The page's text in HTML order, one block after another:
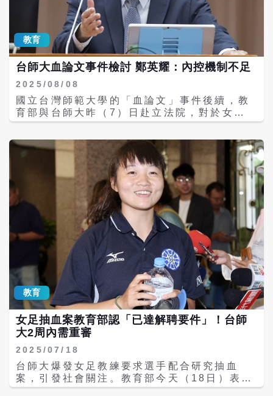
大舉辦的記者會上認錯，並數次鞠躬道歉，後
續因他被認定違反《人體研究法》，台師大教
評會決議，懲處他停聘3年。 不過近日有台師
大校內教師向媒體爆料表示，理應還在停聘期
間的陳忠慶，從本學期開始，竟然又回歸任
教。媒體查證台師大的課程查詢系統，發現陳
忠慶上一個學期沒有開課，本學期則開了3門
「體育（足球初級）」，前者是體育系三年級
的選修課，後者則是開放全校大學部學生修課
教課。 報導指出，陳忠慶可回歸任教的關鍵，
是因教育部至今沒有核定陳忠慶的懲處，且台
師大並未如上學期，將陳忠慶暫停排課所致。
對此教育部今日回應表示，教育部已就陳師違
反《人體研究法》予以裁罰，因此其違反學術
倫理，殆無疑義。台師大亦經三級教評會決議
停聘陳師3年。雖為完備正當法律停聘程序，
教育部去年11月已函請台師大於2個月內補正
資料，但學校迄今未完成。教育部說，在此之
前，台師大仍不應再行就陳師排課。教育部已
要求學校暫停安排陳師授課，並限期補正報
部。
教育
台師大血論文事件檢討 鄭英耀：內控機制不足
2025/08/08
國立台灣師範大學的「血論文」事件後續，教
育部與台師大昨（7）日赴立法院，對於女足
抽血案做專題報告。教育部表示，從民國109
審查委員會進行抽查。有立委質疑，為何台師
大倫審會仍通過爭議研究案？教育部長鄭英耀
坦言，過去確實較少建立內控機制。 國科會書
面報告指出，111至114年間補助體育領域計
畫614件，其中，293件計畫涉及人體實驗或
人體研究，又其中有97件實驗研究設計涉及血
液樣本，台師大受補助計畫則為23件。 國民
黨立委柯志恩質疑，為何台師大倫審會仍通過
爭議研究案？學校都說計畫有送人體研究倫理
審查委員會（IRB）、研究倫理審查委員會
（REC）審查，都說計畫符合規定，但送審後
實際執行卻和檢具的計畫內容有落差，要教育
部拿出辦法。 高教司長廖高賢回應，每年不定
期抽13校研究倫理審查委員會，之前已抽查過
一輪。110年時抽查到台師大，但查核是針對
學校整體IRB運作機制，如果個案有異常狀
言，過去確實較少建立內控機制，已要求大學
明確宣導，學生接受研究試驗不想參與可以隨
時終止，完整保障受試者權益也是IRB的原始
教育
女足抽血案教育部認「已達解聘要件」！台師
大2周內需重審
2025/07/18
台師大爆發女足教練要求選手配合研究抽血
案，引發社會關注。教育部今天（18日）表
示，事涉校園霸凌，台師大對周姓教練處分落